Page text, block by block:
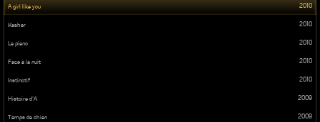
A girl like you 2010
Kasher 2010
Le piano 2010
Face à la nuit 2010
Instinctif 2010
Histoire d’A 2009
Temps de chien 2009